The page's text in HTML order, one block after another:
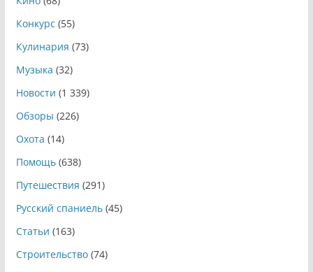
Конкурс (55)
Кулинария (73)
Музыка (32)
Новости (1 339)
Обзоры (226)
Охота (14)
Помощь(638)
Путешествия (291)
Русский спаниель(45)
Статьи (163)
Строительство(74)